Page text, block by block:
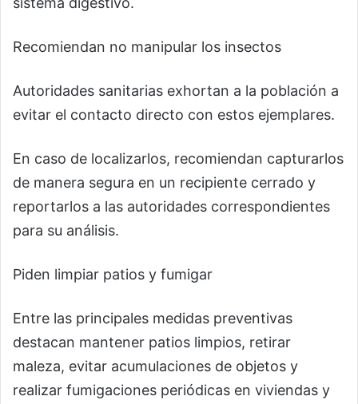
Recomiendan no manipular los insectos
Autoridades sanitarias exhortan a la población a
evitar el contacto directo con estos ejemplares.
En caso de localizarlos, recomiendan capturarlos
de manera segura en un recipiente cerrado y
reportarlos a las autoridades correspondientes
para su análisis.
Piden limpiar patios y fumigar
Entre las principales medidas preventivas
destacan mantener patios limpios, retirar
maleza, evitar acumulaciones de objetos y
realizar fumigaciones periódicas en viviendas y